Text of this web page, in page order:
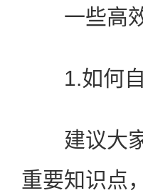
一些高效
1.如何自
建议大家
重要知识点